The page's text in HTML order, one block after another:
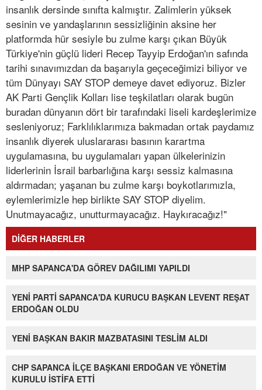
insanlık dersinde sınıfta kalmıştır. Zalimlerin yüksek
sesinin ve yandaşlarının sessizliğinin aksine her
platformda hür sesiyle bu zulme karşı çıkan Büyük
Türkiye'nin güçlü lideri Recep Tayyip Erdoğan'ın safında
tarihi sınavımızdan da başarıyla geçeceğimizi biliyor ve
tüm Dünyayı SAY STOP demeye davet ediyoruz. Bizler
AK Parti Gençlik Kolları lise teşkilatları olarak bugün
buradan dünyanın dört bir tarafındaki liseli kardeşlerimize
sesleniyoruz; Farklılıklarımıza bakmadan ortak paydamız
insanlık diyerek uluslararası basının karartma
uygulamasına, bu uygulamaları yapan ülkelerinizin
liderlerinin İsrail barbarlığına karşı sessiz kalmasına
aldırmadan; yaşanan bu zulme karşı boykotlarımızla,
eylemlerimizle hep birlikte SAY STOP diyelim.
Unutmayacağız, unutturmayacağız. Haykıracağız!"
DİĞER HABERLER
MHP SAPANCA'DA GÖREV DAĞILIMI YAPILDI
YENİ PARTİ SAPANCA'DA KURUCU BAŞKAN LEVENT REŞAT
ERDOĞAN OLDU
YENİ BAŞKAN BAKIR MAZBATASINI TESLİM ALDI
CHP SAPANCA İLÇE BAŞKANI ERDOĞAN VE YÖNETİM
KURULU İSTİFA ETTİ